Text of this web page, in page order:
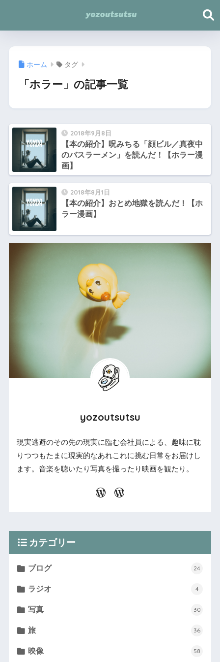
ホーム タグ
「ホラー」の記事一覧
2018年9月8日
【本の紹介】呪みちる「顔ビル／真夜中
のバスラーメン」を読んだ！【ホラー漫
画】
2018年8月1日
【本の紹介】おとめ地獄を読んだ！【ホ
ラー漫画】
yozoutsutsu
現実逃避のその先の現実に臨む会社員による、趣味に耽
りつつもたまに現実的なあれこれに挑む日常をお届けし
ます。音楽を聴いたり写真を撮ったり映画を観たり。
カテゴリー
ブログ 24
ラジオ 4
写真 30
旅 36
映像 58